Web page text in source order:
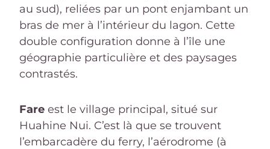
au sud), reliées par un pont enjambant un
bras de mer à l’intérieur du lagon. Cette
double configuration donne à l’île une
géographie particulière et des paysages
contrastés.
Fare est le village principal, situé sur
Huahine Nui. C’est là que se trouvent
l’embarcadère du ferry, l’aérodrome (à